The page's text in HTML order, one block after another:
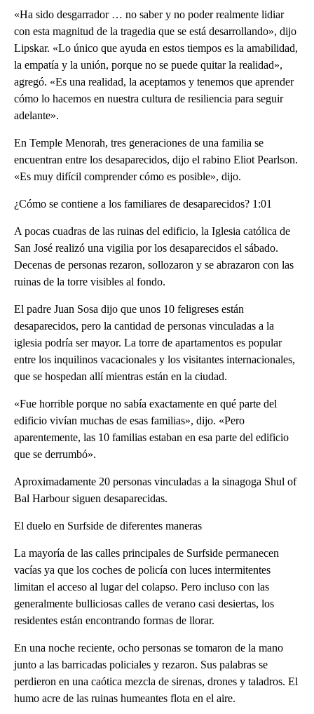
«Ha sido desgarrador … no saber y no poder realmente lidiar
con esta magnitud de la tragedia que se está desarrollando», dijo
Lipskar. «Lo único que ayuda en estos tiempos es la amabilidad,
la empatía y la unión, porque no se puede quitar la realidad»,
agregó. «Es una realidad, la aceptamos y tenemos que aprender
cómo lo hacemos en nuestra cultura de resiliencia para seguir
adelante».
En Temple Menorah, tres generaciones de una familia se
encuentran entre los desaparecidos, dijo el rabino Eliot Pearlson.
«Es muy difícil comprender cómo es posible», dijo.
¿Cómo se contiene a los familiares de desaparecidos? 1:01
A pocas cuadras de las ruinas del edificio, la Iglesia católica de
San José realizó una vigilia por los desaparecidos el sábado.
Decenas de personas rezaron, sollozaron y se abrazaron con las
ruinas de la torre visibles al fondo.
El padre Juan Sosa dijo que unos 10 feligreses están
desaparecidos, pero la cantidad de personas vinculadas a la
iglesia podría ser mayor. La torre de apartamentos es popular
entre los inquilinos vacacionales y los visitantes internacionales,
que se hospedan allí mientras están en la ciudad.
«Fue horrible porque no sabía exactamente en qué parte del
edificio vivían muchas de esas familias», dijo. «Pero
aparentemente, las 10 familias estaban en esa parte del edificio
que se derrumbó».
Aproximadamente 20 personas vinculadas a la sinagoga Shul of
Bal Harbour siguen desaparecidas.
El duelo en Surfside de diferentes maneras
La mayoría de las calles principales de Surfside permanecen
vacías ya que los coches de policía con luces intermitentes
limitan el acceso al lugar del colapso. Pero incluso con las
generalmente bulliciosas calles de verano casi desiertas, los
residentes están encontrando formas de llorar.
En una noche reciente, ocho personas se tomaron de la mano
junto a las barricadas policiales y rezaron. Sus palabras se
perdieron en una caótica mezcla de sirenas, drones y taladros. El
humo acre de las ruinas humeantes flota en el aire.